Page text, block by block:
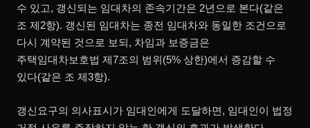
수 있고, 갱신되는 임대차의 존속기간은 2년으로 본다(같은
조 제2항). 갱신된 임대차는 종전 임대차와 동일한 조건으로
다시 계약된 것으로 보되, 차임과 보증금은
주택임대차보호법 제7조의 범위(5% 상한)에서 증감할 수
있다(같은 조 제3항).
갱신요구의 의사표시가 임대인에게 도달하면, 임대인이 법정